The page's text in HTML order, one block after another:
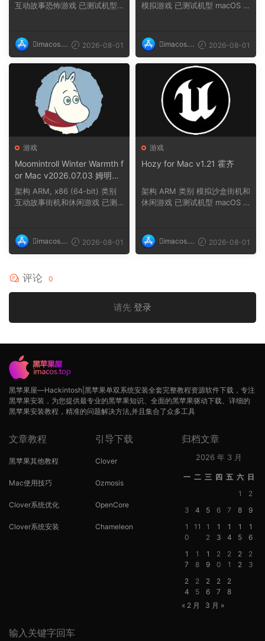
互动故事恐怖游戏 已测试机型
imacos.t
op
2026-08-01
模拟游戏 已测试机型 macOS T
imacos.t
op
2026-08-01
游戏
Moomintroll Winter Warmth f
or Mac v2026.07.03 姆明冬
日暖阳
架构 ARM, x86 (64-bit) 类别
互动故事街机和休闲游戏 已测
imacos.t
op
2026-08-01
游戏
Hozy for Mac v1.21 霍齐
架构 ARM 类别 模拟沙盒街机和
休闲游戏 已测试机型 macOS T
imacos.t
op
2026-08-01
评论 0
请先 登录
黑苹果屋—Hackintosh|黑苹果单双系统安装全套完整教程资源软件下载，专注
黑苹果安装，为您提供最专业的黑苹果知识、全面的黑苹果驱动下载、详细的
黑苹果安装教程，精准的问题解决方法,并且集合了众多工具
文章教程
黑苹果其他教程
Mac使用技巧
Clover系统优化
Clover系统安装
引导下载
Clover
Ozmosis
OpenCore
Chameleon
归档文章
2026 年 3 月
一 二 三 四 五 六 日
1
2
3
4 5 6 7 8
9
1
0
11
1
2
1
3
1
4
1
5
1
6
1
7
1
8
1
9
2
0
2
1
2
2
2
3
2
4
2
5
2
6
2
7
2
8
« 2 月
3 月 »
输入关键字回车